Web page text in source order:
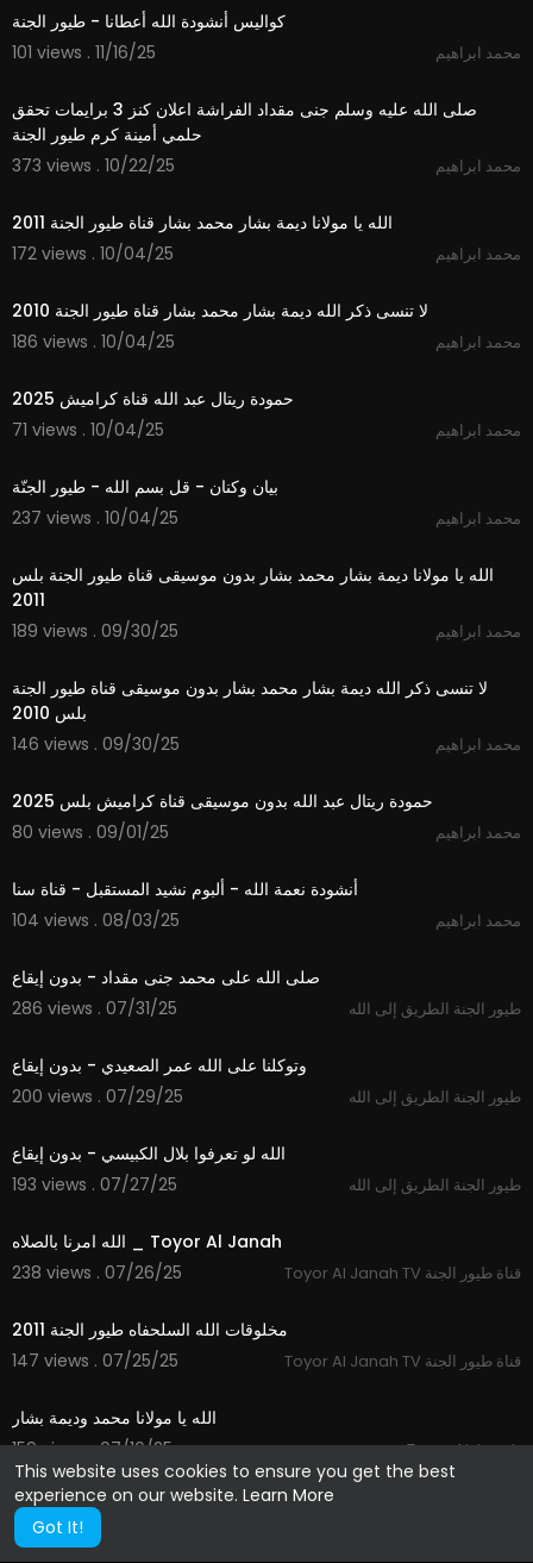
This website uses cookies to ensure you get the best
experience on our website. Learn More
Got It!
كواليس أنشودة الله أعطانا - طيور الجنة
101 views . 11/16/25
محمد ابراهيم
صلى الله عليه وسلم جنى مقداد الفراشة اعلان كنز 3 برايمات تحقق
حلمي أمينة كرم طيور الجنة
373 views . 10/22/25
محمد ابراهيم
الله يا مولانا ديمة بشار محمد بشار قناة طيور الجنة 2011
172 views . 10/04/25
محمد ابراهيم
لا تنسى ذكر الله ديمة بشار محمد بشار قناة طيور الجنة 2010
186 views . 10/04/25
محمد ابراهيم
حمودة ريتال عبد الله قناة كراميش 2025
71 views . 10/04/25
محمد ابراهيم
بيان وكنان - قل بسم الله - طيور الجنّة
237 views . 10/04/25
محمد ابراهيم
الله يا مولانا ديمة بشار محمد بشار بدون موسيقى قناة طيور الجنة بلس
2011
189 views . 09/30/25
محمد ابراهيم
لا تنسى ذكر الله ديمة بشار محمد بشار بدون موسيقى قناة طيور الجنة
بلس 2010
146 views . 09/30/25
محمد ابراهيم
حمودة ريتال عبد الله بدون موسيقى قناة كراميش بلس 2025
80 views . 09/01/25
محمد ابراهيم
أنشودة نعمة الله - ألبوم نشيد المستقبل - قناة سنا
104 views . 08/03/25
محمد ابراهيم
صلى الله على محمد جنى مقداد - بدون إيقاع
286 views . 07/31/25
طيور الجنة الطريق إلى الله
وتوكلنا على الله عمر الصعيدي - بدون إيقاع
200 views . 07/29/25
طيور الجنة الطريق إلى الله
الله لو تعرفوا بلال الكبيسي - بدون إيقاع
193 views . 07/27/25
طيور الجنة الطريق إلى الله
الله امرنا بالصلاه _ Toyor Al Janah
238 views . 07/26/25
Toyor Al Janah TV قناة طيور الجنة
مخلوقات الله السلحفاه طيور الجنة 2011
147 views . 07/25/25
Toyor Al Janah TV قناة طيور الجنة
الله يا مولانا محمد وديمة بشار
159 views . 07/16/25
Toyor Al Janah